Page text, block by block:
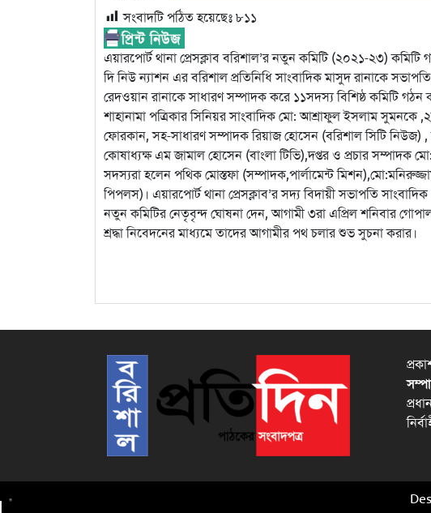
সংবাদটি পঠিত হয়েছেঃ ৮১১
এয়ারপোর্ট থানা প্রেসক্লাব বরিশাল’র নতুন কমিটি (২০২১-২৩)
দি নিউ ন্যাশন এর বরিশাল প্রতিনিধি সাংবাদিক মাসুদ রানাকে
রেদওয়ান রানাকে সাধারণ সম্পাদক করে ১১সদস্য বিশিষ্ঠ কমিটি গঠন
শাহানামা পত্রিকার সিনিয়র সাংবাদিক মো: আশ্রাফুল ইসলাম
ফোরকান, সহ-সাধারণ সম্পাদক রিয়াজ হোসেন (বরিশাল সিটি
কোষাধ্যক্ষ এম জামাল হোসেন (বাংলা টিভি),দপ্তর ও প্রচার সম্পাদক
সদস্যরা হলেন পথিক মোস্তফা (সম্পাদক,পার্লামেন্ট
পিপলস)। এয়ারপোর্ট থানা প্রেসক্লাব’র সদ্য বিদায়ী সভাপতি
নতুন কমিটির নেতৃবৃন্দ ঘোষনা দেন, আগামী ৩রা এপ্রিল শনিবার
শ্রদ্ধা নিবেদনের মাধ্যমে তাদের আগামীর পথ চলার শুভ সুচনা করার।